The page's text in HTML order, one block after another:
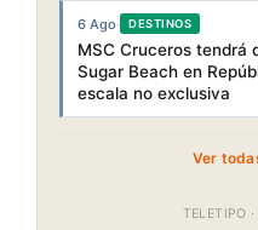
6 Ago· DESTINOS
MSC Cruceros tendrá
Sugar Beach en
escala no exclusiva
Ver
TELETIPO